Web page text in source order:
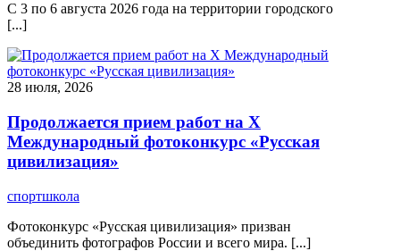
С 3 по 6 августа 2026 года на территории городского
[...]
28 июля, 2026
Продолжается прием работ на Х
Международный фотоконкурс «Русская
цивилизация»
спортшкола
Фотоконкурс «Русская цивилизация» призван
объединить фотографов России и всего мира. [...]